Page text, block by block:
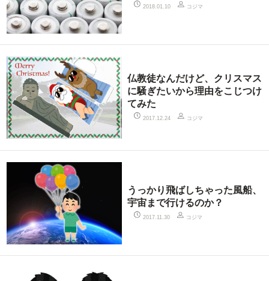
2018.01.10 コジマ
仏教徒なんだけど、クリスマス
に騒ぎたいから理由をこじつけ
てみた
2017.12.24 コジマ
うっかり飛ばしちゃった風船、
宇宙まで行けるのか？
2017.11.30 コジマ